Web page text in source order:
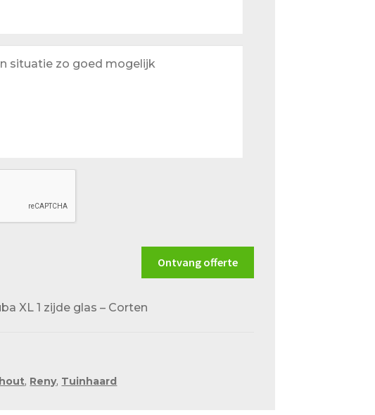
Ontvang offerte
XL 1 zijde glas – Corten
, Reny, Tuinhaard